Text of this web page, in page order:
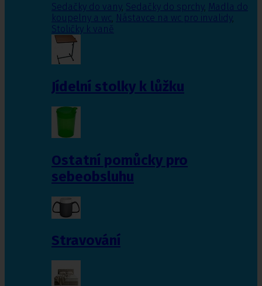
Sedačky do vany, Sedačky do sprchy, Madla do
koupelny a wc, Nástavce na wc pro invalidy,
Stoličky k vaně
Jídelní stolky k lůžku
Ostatní pomůcky pro
sebeobsluhu
Stravování